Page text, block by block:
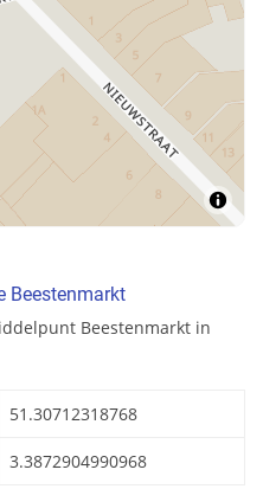
Beestenmarkt
Beestenmarkt in
51.30712318768
3.3872904990968